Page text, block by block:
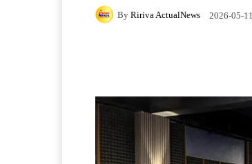
By Ririva ActualNews 2026-05-11